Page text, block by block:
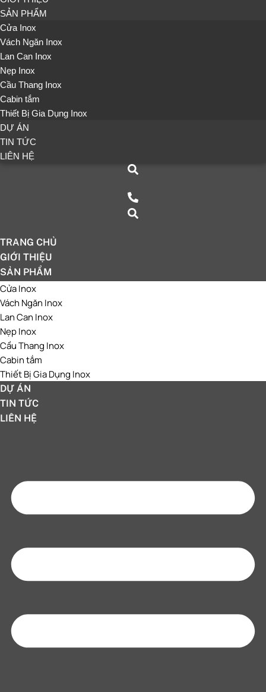
SẢN PHẨM
Cửa Inox
Vách Ngăn Inox
Lan Can Inox
Nẹp Inox
Cầu Thang Inox
Cabin tắm
Thiết Bị Gia Dụng Inox
DỰ ÁN
TIN TỨC
LIÊN HỆ
TRANG CHỦ
GIỚI THIỆU
SẢN PHẨM
Cửa Inox
Vách Ngăn Inox
Lan Can Inox
Nẹp Inox
Cầu Thang Inox
Cabin tắm
Thiết Bị Gia Dụng Inox
DỰ ÁN
TIN TỨC
LIÊN HỆ